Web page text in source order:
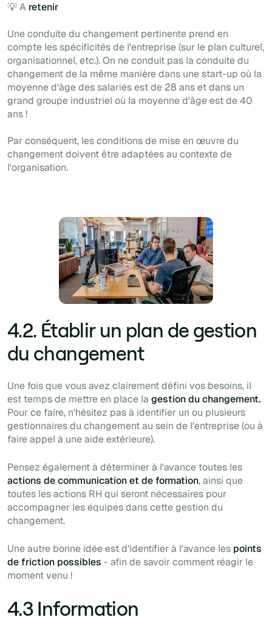
💡 A retenir
Une conduite du changement pertinente prend en
compte les spécificités de l'entreprise (sur le plan culturel,
organisationnel, etc.). On ne conduit pas la conduite du
changement de la même manière dans une start-up où la
moyenne d'âge des salariés est de 28 ans et dans un
grand groupe industriel où la moyenne d'âge est de 40
ans !
Par conséquent, les conditions de mise en œuvre du
changement doivent être adaptées au contexte de
l'organisation.
4.2. Établir un plan de gestion
du changement
Une fois que vous avez clairement défini vos besoins, il
est temps de mettre en place la gestion du changement.
Pour ce faire, n'hésitez pas à identifier un ou plusieurs
gestionnaires du changement au sein de l'entreprise (ou à
faire appel à une aide extérieure).
Pensez également à déterminer à l'avance toutes les
actions de communication et de formation, ainsi que
toutes les actions RH qui seront nécessaires pour
accompagner les équipes dans cette gestion du
changement.
Une autre bonne idée est d'identifier à l'avance les points
de friction possibles - afin de savoir comment réagir le
moment venu !
4.3 Information